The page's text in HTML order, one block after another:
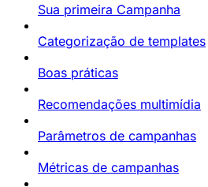
Sua primeira Campanha
Categorização de templates
Boas práticas
Recomendações multimídia
Parâmetros de campanhas
Métricas de campanhas